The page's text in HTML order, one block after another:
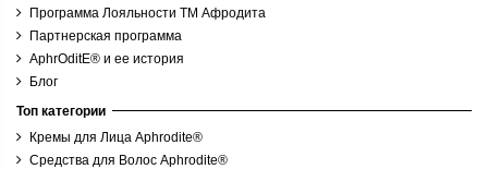
Программа Лояльности ТМ Афродита
Партнерская программа
AphrOditE® и ее история
Блог
Топ категории
Кремы для Лица Aphrodite®
Средства для Волос Aphrodite®